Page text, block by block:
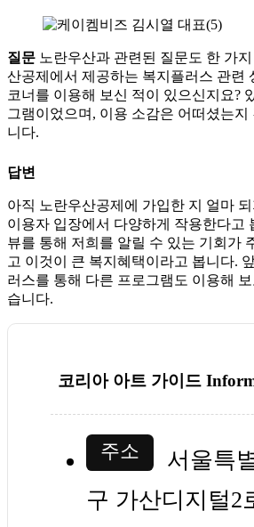
질문 노란우산과 관련된 질문도 한 가
산공제에서 제공하는 복지플러스 관련
코너를 이용해 보신 적이 있으신지요?
그램이었으며, 이용 소감은 어떠셨는지
니다.
답변
아직 노란우산공제에 가입한 지 얼마
이용자 입장에서 다양하게 작용한다고
뷰를 통해 저희를 알릴 수 있는 기회가
고 이것이 큰 복지혜택이라고 봅니다.
러스를 통해 다른 프로그램도 이용해
습니다.
코리아 아트 가이드
주소
서울특
구 가산디지털2